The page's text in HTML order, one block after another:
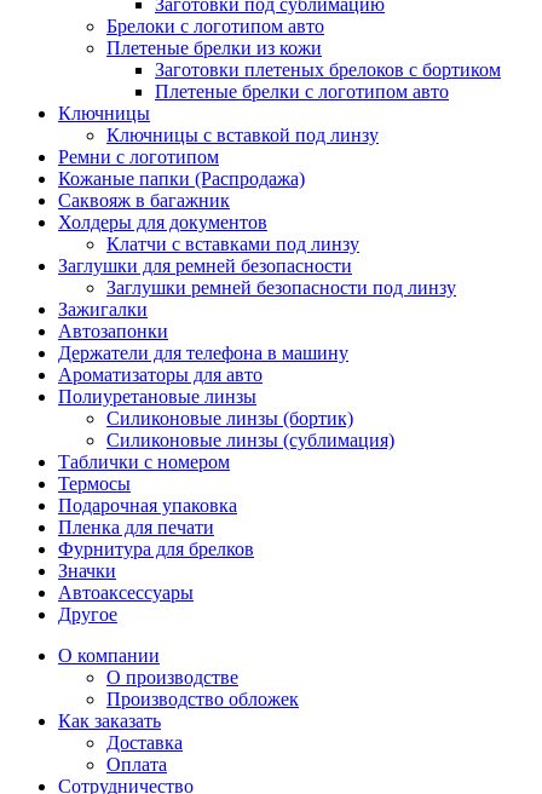
Брелоки с логотипом авто
Плетеные брелки из кожи
Заготовки плетеных брелоков с бортиком
Плетеные брелки с логотипом авто
Ключницы
Ключницы с вставкой под линзу
Ремни с логотипом
Кожаные папки (Распродажа)
Саквояж в багажник
Холдеры для документов
Клатчи с вставками под линзу
Заглушки для ремней безопасности
Заглушки ремней безопасности под линзу
Зажигалки
Автозапонки
Держатели для телефона в машину
Ароматизаторы для авто
Полиуретановые линзы
Силиконовые линзы (бортик)
Силиконовые линзы (сублимация)
Таблички с номером
Термосы
Подарочная упаковка
Пленка для печати
Фурнитура для брелков
Значки
Автоаксессуары
Другое
О компании
О производстве
Производство обложек
Как заказать
Доставка
Оплата
Сотрудничество